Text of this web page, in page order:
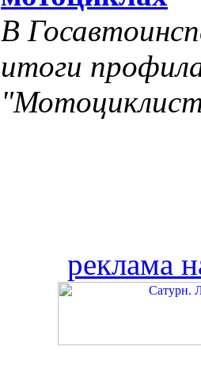
В
итоги
реклама